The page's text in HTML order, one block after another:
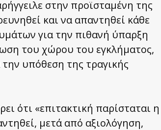
στην προϊσταμένη της
και να απαντηθεί κάθε
για την πιθανή ύπαρξη
του χώρου του εγκλήματος,
υπόθεση της τραγικής
ότι «επιτακτική παρίσταται η
μετά από αξιολόγηση,